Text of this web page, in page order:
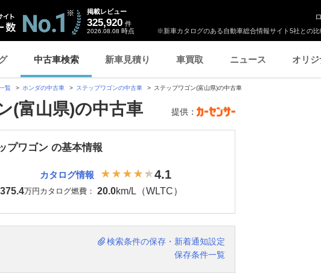
※新車カタログのある自動車総合情報サイト5社との比
掲載レビュー
325,920 件
2026.08.08 時点
中古車検索 新車見積り 車買取 ニュース オリ
覧 ホンダの中古車 ステップワゴンの中古車 ステップワゴン(富山県)の中古車
(富山県)の中古車 提供：
プワゴン の基本情報
375.4万円
カタログ情報 4.1
カタログ燃費： 20.0km/L（WLTC）
検索条件の保存・新着通知設定
保存条件一覧